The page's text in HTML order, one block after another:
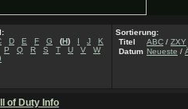
D E F G (H) I J
K
P Q R S T U V
W
Sortierung:
Titel
ABC / ZXY
Datum Neueste /
of Duty Info